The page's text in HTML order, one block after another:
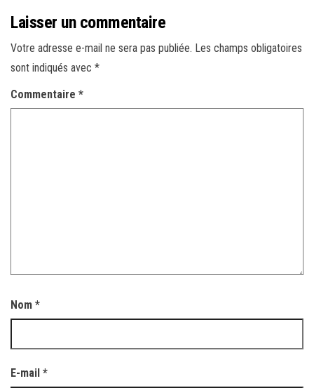
Laisser un commentaire
Votre adresse e-mail ne sera pas publiée. Les champs obligatoires
sont indiqués avec *
Commentaire *
Nom *
E-mail *